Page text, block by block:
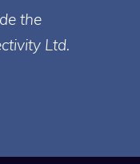
the
Ltd.